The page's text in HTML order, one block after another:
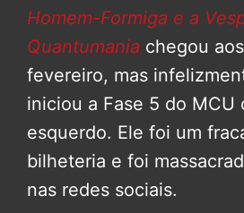
Homem-Formiga e a
Quantumania chegou
fevereiro, mas
iniciou a Fase 5 do MCU
esquerdo. Ele foi um
bilheteria e foi
nas redes sociais.